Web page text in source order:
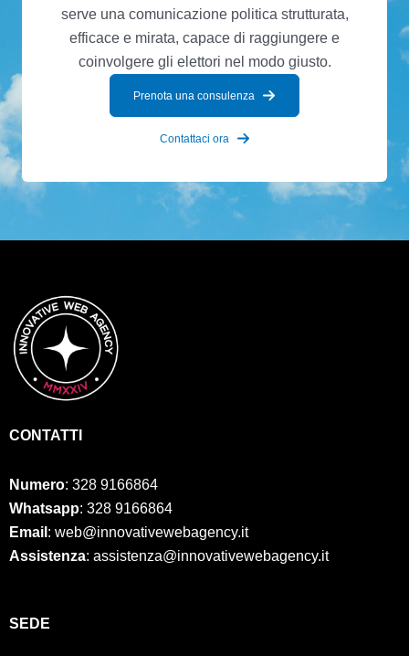
serve una comunicazione politica strutturata,
efficace e mirata, capace di raggiungere e
coinvolgere gli elettori nel modo giusto.
Prenota una consulenza
Contattaci ora
CONTATTI
Numero: 328 9166864
Whatsapp: 328 9166864
Email : web@innovativewebagency.it
Assistenza: assistenza@innovativewebagency.it
SED E